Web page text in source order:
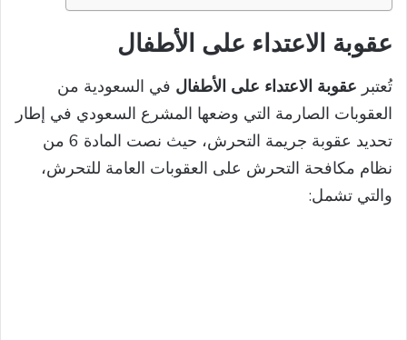
عقوبة الاعتداء على الأطفال
تُعتبر عقوبة الاعتداء على الأطفال في السعودية من
العقوبات الصارمة التي وضعها المشرع السعودي في إطار
تحديد عقوبة جريمة التحرش، حيث نصت المادة 6 من
نظام مكافحة التحرش على العقوبات العامة للتحرش،
والتي تشمل: